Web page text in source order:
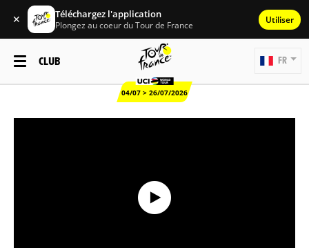
✕ Téléchargez l'application
Plongez au coeur du Tour de France Utiliser
CLUB
04/07 > 26/07/2026
FR